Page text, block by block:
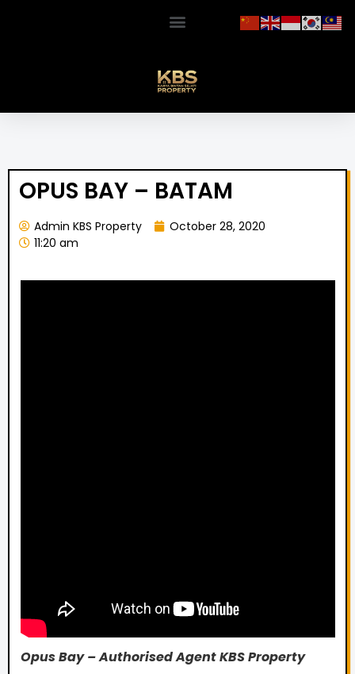
OPUS BAY – BATAM
Admin KBS Property
October 28, 2020
11:20 am
Opus Bay – Authorised Agent KBS Property